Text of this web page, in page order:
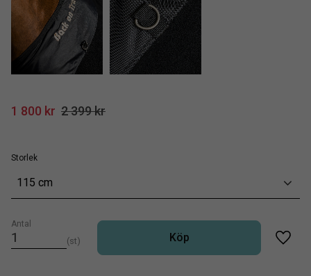
Nedsatt pris:
1 800 kr Ordinarie pris:
2 399kr
Storlek
115 cm
Antal
st Köp
Lägg